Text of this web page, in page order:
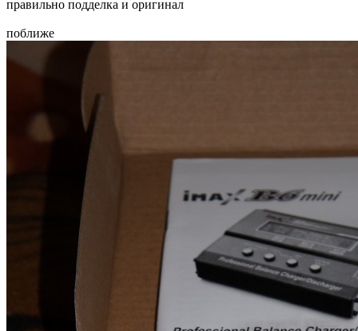
правильно подделка и оригинал
поближе